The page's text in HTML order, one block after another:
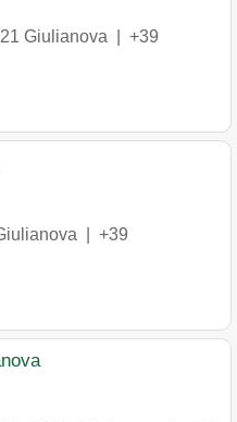
Giulianova
+39
+39